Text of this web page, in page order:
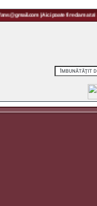
| Aici poate fi reclama ta! ... email: